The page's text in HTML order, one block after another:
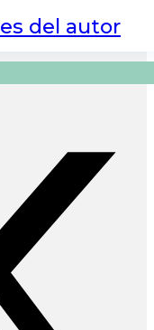
del autor